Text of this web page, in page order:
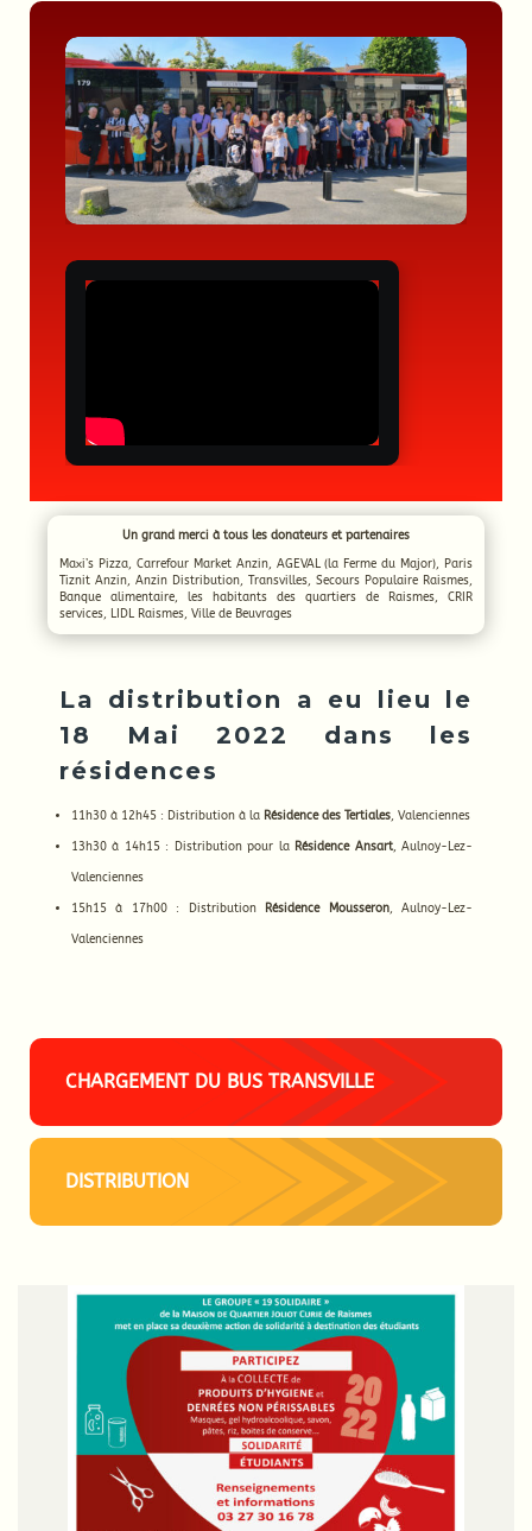
Un grand merci à tous les donateurs et partenaires
Maxi’s Pizza, Carrefour Market Anzin, AGEVAL (la Ferme du Major), Paris
Tiznit Anzin, Anzin Distribution, Transvilles, Secours Populaire Raismes,
Banque alimentaire, les habitants des quartiers de Raismes, CRIR
services, LIDL Raismes, Ville de Beuvrages
La distribution a eu lieu le
18 Mai 2022 dans les
résidences
11h30 à 12h45 : Distribution à la Résidence des Tertiales, Valenciennes
13h30 à 14h15 : Distribution pour la Résidence Ansart, Aulnoy-Lez-
Valenciennes
15h15 à 17h00 : Distribution Résidence Mousseron, Aulnoy-Lez-
Valenciennes
CHARGEMENT DU BUS TRANSVILLE
DISTRIBUTION